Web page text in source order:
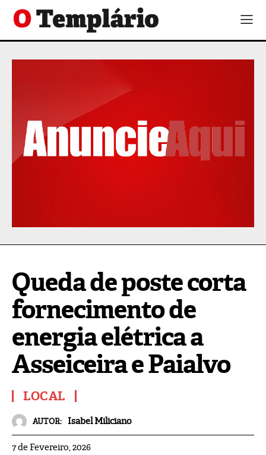
Queda de poste corta
fornecimento de
energia elétrica a
Asseiceira e Paialvo
LOCAL
AUTOR: Isabel Miliciano
7 de Fevereiro, 2026